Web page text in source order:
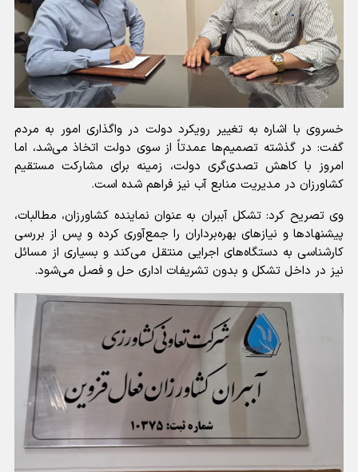
خسروی با اشاره به تغییر رویکرد دولت در واگذاری امور به مردم
گفت: در گذشته تصمیم‌ها عمدتاً از سوی دولت اتخاذ می‌شد، اما
امروز با کاهش تصدی‌گری دولت، زمینه برای مشارکت مستقیم
کشاورزان در مدیریت منابع آب نیز فراهم شده است.
وی تصریح کرد: تشکل آببران به عنوان نماینده کشاورزان، مطالبات،
پیشنهادها و نیازهای بهره‌برداران را جمع‌آوری کرده و پس از بررسی
کارشناسی به دستگاه‌های اجرایی منتقل می‌کند و بسیاری از مسائل
نیز در داخل تشکل و بدون تشریفات اداری حل و فصل می‌شود.